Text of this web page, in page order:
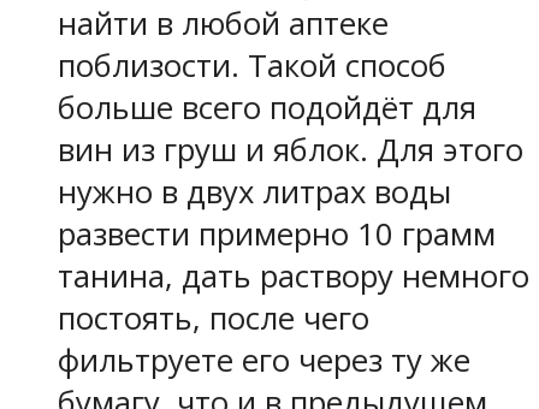
найти в любой аптеке
поблизости. Такой способ
больше всего подойдёт для
вин из груш и яблок. Для этого
нужно в двух литрах воды
развести примерно 10 грамм
танина, дать раствору немного
постоять, после чего
фильтруете его через ту же